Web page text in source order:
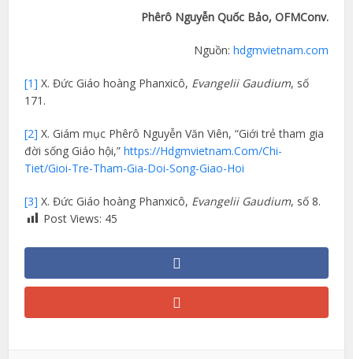
Phêrô Nguyễn Quốc Bảo, OFMConv.
Nguồn: hdgmvietnam.com
[1] X. Đức Giáo hoàng Phanxicô, Evangelii Gaudium, số
171.
[2] X. Giám mục Phêrô Nguyễn Văn Viên, “Giới trẻ tham gia
đời sống Giáo hội,”https://Hdgmvietnam.Com/Chi-
Tiet/Gioi-Tre-Tham-Gia-Doi-Song-Giao-Hoi
[3] X. Đức Giáo hoàng Phanxicô, Evangelii Gaudium, số 8.
Post Views: 45